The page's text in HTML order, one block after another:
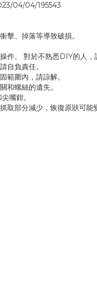
04/04/195543
擊、掉落等導致破損。
作。 對於不熟悉DIY的人，
自負責任。
範圍內，請諒解。
和螺絲的遺失。
嘴鉗。
取部分減少，恢復原狀可能